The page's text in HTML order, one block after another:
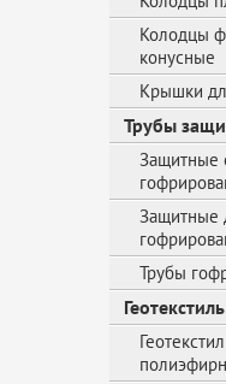
Колодцы
конусные
Крышки
Трубы
Защитные
Защитные
Трубы
Геотекстиль